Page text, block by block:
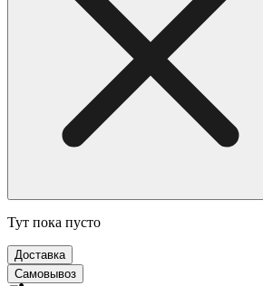
Тут пока пусто
Доставка
Самовывоз